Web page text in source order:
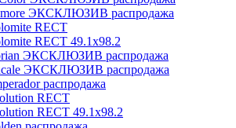
ЭКСКЛЮЗИВ распродажа
RECT
RECT 49.1x98.2
ЭКСКЛЮЗИВ распродажа
ЭКСКЛЮЗИВ распродажа
распродажа
RECT
RECT 49.1x98.2